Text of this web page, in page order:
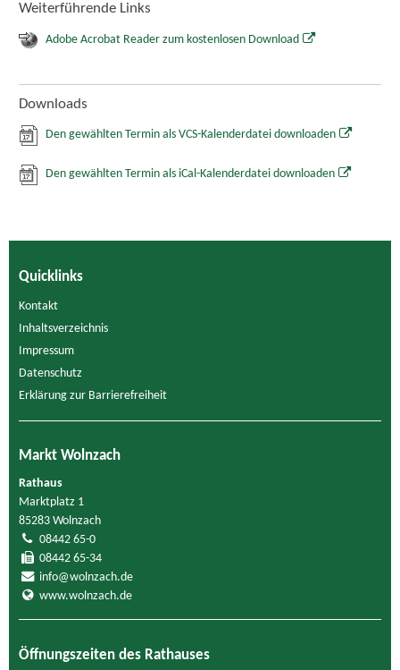
Weiterführende Links
Adobe Acrobat Reader zum kostenlosen Download
Downloads
Den gewählten Termin als VCS-Kalenderdatei downloaden
Den gewählten Termin als iCal-Kalenderdatei downloaden
Quicklinks
Kontakt
Inhaltsverzeichnis
Impressum
Datenschutz
Erklärung zur Barrierefreiheit
Markt Wolnzach
Rathaus
Marktplatz 1
85283 Wolnzach
08442 65-0
08442 65-34
info@wolnzach.de
www.wolnzach.de
Öffnungszeiten des Rathauses